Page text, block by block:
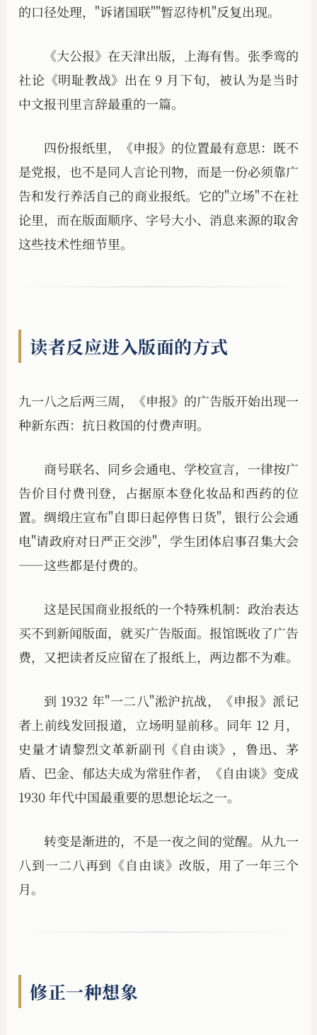
的口径处理，"诉诸国联""暂忍待机"反复出现。
《大公报》在天津出版，上海有售。张季鸾的
社论《明耻教战》出在 9 月下旬，被认为是当时
中文报刊里言辞最重的一篇。
四份报纸里，《申报》的位置最有意思：既不
是党报，也不是同人言论刊物，而是一份必须靠广
告和发行养活自己的商业报纸。它的"立场"不在社
论里，而在版面顺序、字号大小、消息来源的取舍
这些技术性细节里。
读者反应进入版面的方式
九一八之后两三周，《申报》的广告版开始出现一
种新东西：抗日救国的付费声明。
商号联名、同乡会通电、学校宣言，一律按广
告价目付费刊登，占据原本登化妆品和西药的位
置。绸缎庄宣布"自即日起停售日货"，银行公会通
电"请政府对日严正交涉"，学生团体启事召集大会
——这些都是付费的。
这是民国商业报纸的一个特殊机制：政治表达
买不到新闻版面，就买广告版面。报馆既收了广告
费，又把读者反应留在了报纸上，两边都不为难。
到 1932 年"一二八"淞沪抗战，《申报》派记
者上前线发回报道，立场明显前移。同年 12 月，
史量才请黎烈文革新副刊《自由谈》，鲁迅、茅
盾、巴金、郁达夫成为常驻作者，《自由谈》变成
1930 年代中国最重要的思想论坛之一。
转变是渐进的，不是一夜之间的觉醒。从九一
八到一二八再到《自由谈》改版，用了一年三个
月。
修正一种想象